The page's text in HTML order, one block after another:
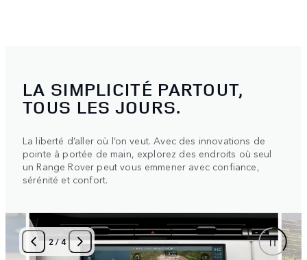
LA SIMPLICITÉ PARTOUT,
TOUS LES JOURS.
La liberté d’aller où l’on veut. Avec des innovations de
pointe à portée de main, explorez des endroits où seul
un Range Rover peut vous emmener avec confiance,
sérénité et confort.
2/4